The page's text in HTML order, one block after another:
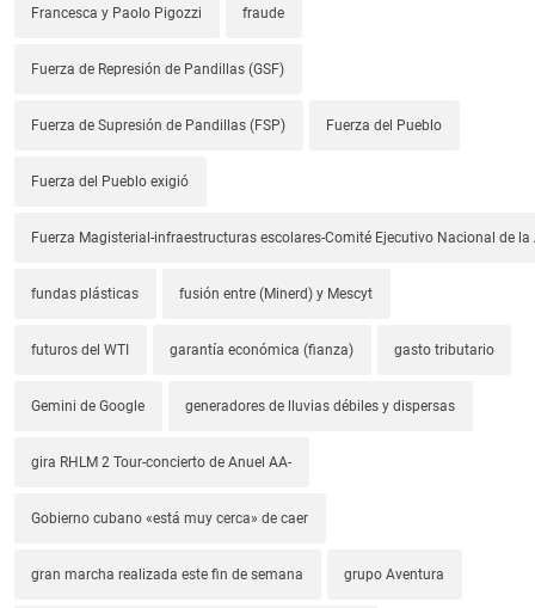
Francesca y Paolo Pigozzi fraude
Fuerza de Represión de Pandillas (GSF)
Fuerza de Supresión de Pandillas (FSP) Fuerza del Pueblo
Fuerza del Pueblo exigió
Fuerza Magisterial-infraestructuras escolares-Comité Ejecutivo Nacional de la
fundas plásticas fusión entre (Minerd) y Mescyt
futuros del WTI garantía económica (fianza) gasto tributario
Gemini de Google generadores de lluvias débiles y dispersas
gira RHLM 2 Tour-concierto de Anuel AA-
Gobierno cubano «está muy cerca» de caer
gran marcha realizada este fin de semana grupo Aventura